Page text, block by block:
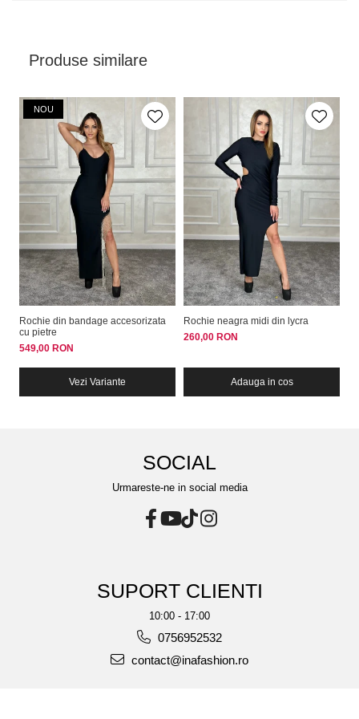
Produse similare
NOU
Rochie din bandage accesorizata
cu pietre
549,00 RON
Vezi Variante
Rochie neagra midi din lycra
260,00 RON
Adauga in cos
SOCIAL
Urmareste-ne in social media
SUPORT CLIENTI
10:00 - 17:00
0756952532
contact@inafashion.ro